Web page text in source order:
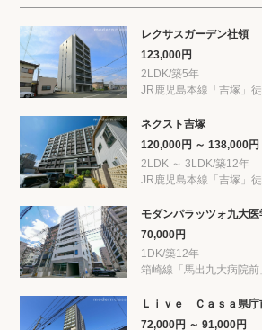
レクサスガーデン社領
123,000円
2LDK/築5年
JR鹿児島本線「吉塚」
ネクスト吉塚
120,000円 ～ 138,000円
2LDK ～ 3LDK/築12年
JR鹿児島本線「吉塚」
モダンパラッツォ九大医
70,000円
1DK/築12年
箱崎線「馬出九大病院前
Ｌｉｖｅ Ｃａｓａ県庁
72,000円 ～ 91,000円